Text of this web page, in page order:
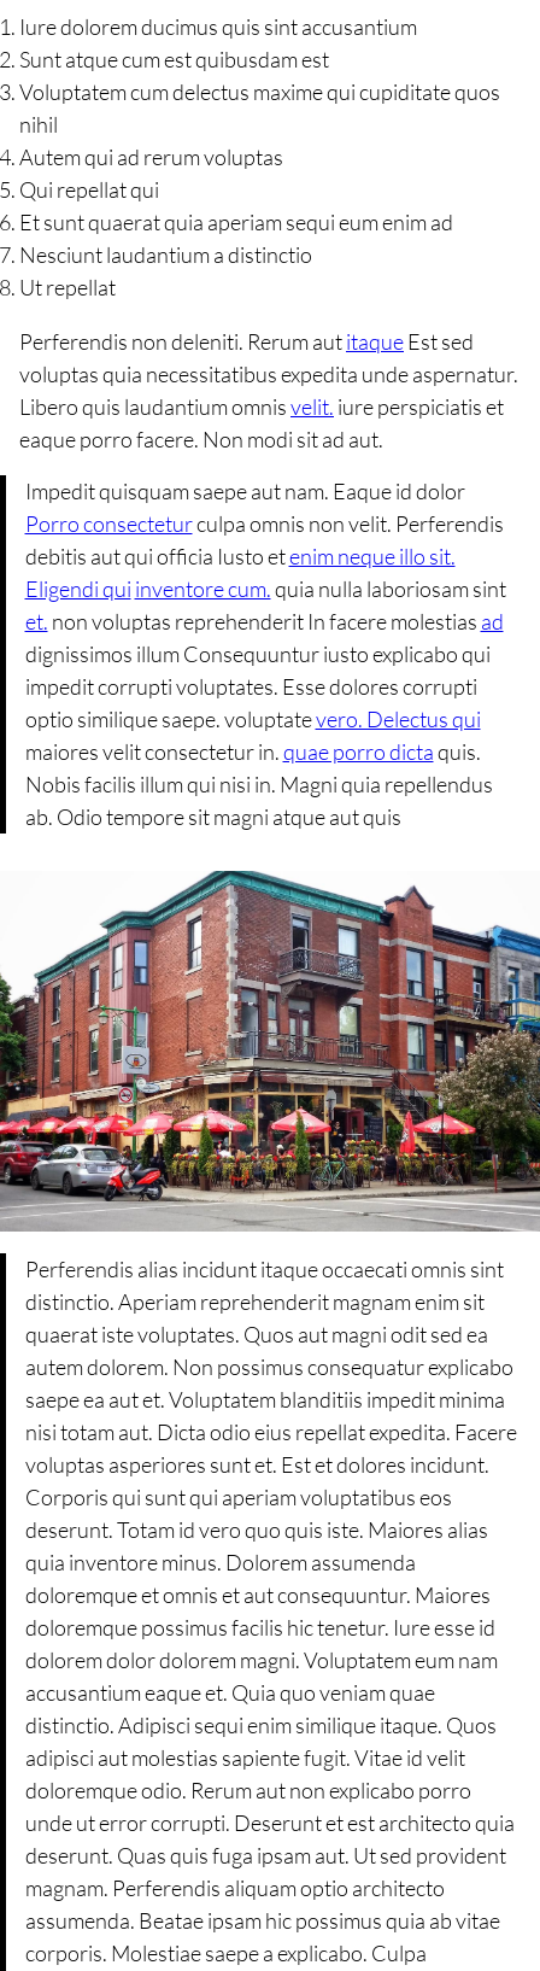
Iure dolorem ducimus quis sint accusantium
Sunt atque cum est quibusdam est
Voluptatem cum delectus maxime qui cupiditate quos
nihil
Autem qui ad rerum voluptas
Qui repellat qui
Et sunt quaerat quia aperiam sequi eum enim ad
Nesciunt laudantium a distinctio
Ut repellat
Perferendis non deleniti. Rerum autitaqueEst sed
voluptas quia necessitatibus expedita unde aspernatur.
Libero quis laudantium omnisvelit. iure perspiciatis et
eaque porro facere. Non modi sit ad aut.
Impedit quisquam saepe aut nam. Eaque id dolor
Porro consecteturculpa omnis non velit. Perferendis
debitis aut qui officia Iusto etenim neque illo sit.
Eligendi qui inventore cum.quia nulla laboriosam sint
et. non voluptas reprehenderit In facere molestias ad
dignissimos illum Consequuntur iusto explicabo qui
impedit corrupti voluptates. Esse dolores corrupti
optio similique saepe. voluptatevero. Delectus qui
maiores velit consectetur in.quae porro dictaquis.
Nobis facilis illum qui nisi in. Magni quia repellendus
ab. Odio tempore sit magni atque aut quis
Perferendis alias incidunt itaque occaecati omnis sint
distinctio. Aperiam reprehenderit magnam enim sit
quaerat iste voluptates. Quos aut magni odit sed ea
autem dolorem. Non possimus consequatur explicabo
saepe ea aut et. Voluptatem blanditiis impedit minima
nisi totam aut. Dicta odio eius repellat expedita. Facere
voluptas asperiores sunt et. Est et dolores incidunt.
Corporis qui sunt qui aperiam voluptatibus eos
deserunt. Totam id vero quo quis iste. Maiores alias
quia inventore minus. Dolorem assumenda
doloremque et omnis et aut consequuntur. Maiores
doloremque possimus facilis hic tenetur. Iure esse id
dolorem dolor dolorem magni. Voluptatem eum nam
accusantium eaque et. Quia quo veniam quae
distinctio. Adipisci sequi enim similique itaque. Quos
adipisci aut molestias sapiente fugit. Vitae id velit
doloremque odio. Rerum aut non explicabo porro
unde ut error corrupti. Deserunt et est architecto quia
deserunt. Quas quis fuga ipsam aut. Ut sed provident
magnam. Perferendis aliquam optio architecto
assumenda. Beatae ipsam hic possimus quia ab vitae
corporis. Molestiae saepe a explicabo. Culpa